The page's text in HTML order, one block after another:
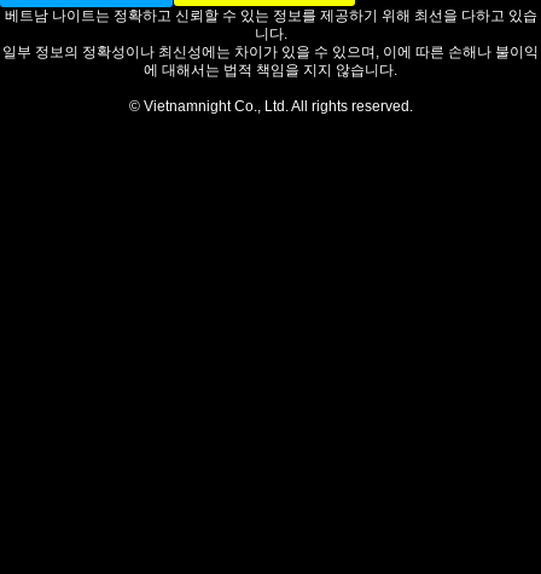
베트남 나이트는 정확하고 신뢰할 수 있는 정보를 제공하기 위해 최선을 다하고 있습
니다.
일부 정보의 정확성이나 최신성에는 차이가 있을 수 있으며, 이에 따른 손해나 불이익
에 대해서는 법적 책임을 지지 않습니다.
© Vietnamnight Co., Ltd. All rights reserved.